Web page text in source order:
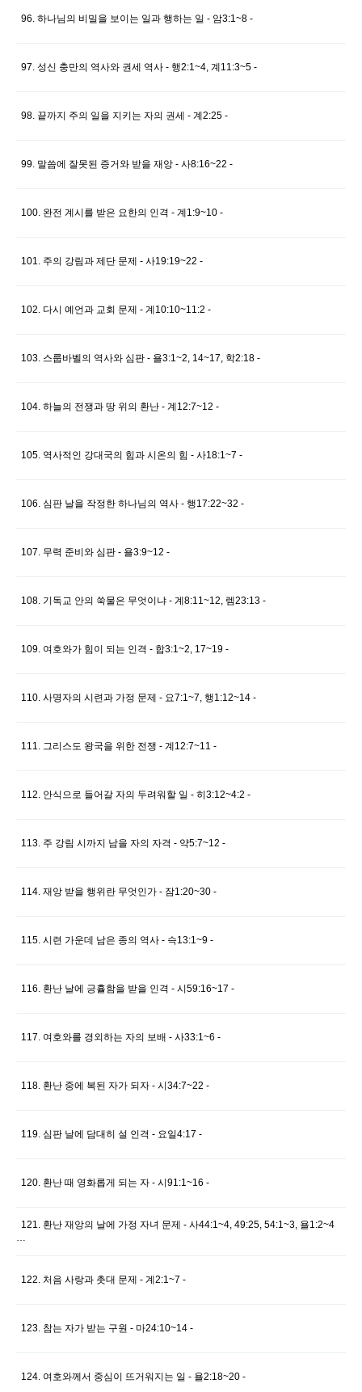
96. 하나님의 비밀을 보이는 일과 행하는 일 - 암3:1~8 -
97. 성신 충만의 역사와 권세 역사 - 행2:1~4, 계11:3~5 -
98. 끝까지 주의 일을 지키는 자의 권세 - 계2:25 -
99. 말씀에 잘못된 증거와 받을 재앙 - 사8:16~22 -
100. 완전 계시를 받은 요한의 인격 - 계1:9~10 -
101. 주의 강림과 제단 문제 - 사19:19~22 -
102. 다시 예언과 교회 문제 - 계10:10~11:2 -
103. 스룹바벨의 역사와 심판 - 욜3:1~2, 14~17, 학2:18 -
104. 하늘의 전쟁과 땅 위의 환난 - 계12:7~12 -
105. 역사적인 강대국의 힘과 시온의 힘 - 사18:1~7 -
106. 심판 날을 작정한 하나님의 역사 - 행17:22~32 -
107. 무력 준비와 심판 - 욜3:9~12 -
108. 기독교 안의 쑥물은 무엇이냐 - 계8:11~12, 렘23:13 -
109. 여호와가 힘이 되는 인격 - 합3:1~2, 17~19 -
110. 사명자의 시련과 가정 문제 - 요7:1~7, 행1:12~14 -
111. 그리스도 왕국을 위한 전쟁 - 계12:7~11 -
112. 안식으로 들어갈 자의 두려워할 일 - 히3:12~4:2 -
113. 주 강림 시까지 남을 자의 자격 - 약5:7~12 -
114. 재앙 받을 행위란 무엇인가 - 잠1:20~30 -
115. 시련 가운데 남은 종의 역사 - 슥13:1~9 -
116. 환난 날에 긍휼함을 받을 인격 - 시59:16~17 -
117. 여호와를 경외하는 자의 보배 - 사33:1~6 -
118. 환난 중에 복된 자가 되자 - 시34:7~22 -
119. 심판 날에 담대히 설 인격 - 요일4:17 -
120. 환난 때 영화롭게 되는 자 - 시91:1~16 -
121. 환난 재앙의 날에 가정 자녀 문제 - 사44:1~4, 49:25, 54:1~3, 욜1:2~4
…
122. 처음 사랑과 촛대 문제 - 계2:1~7 -
123. 참는 자가 받는 구원 - 마24:10~14 -
124. 여호와께서 중심이 뜨거워지는 일 - 욜2:18~20 -